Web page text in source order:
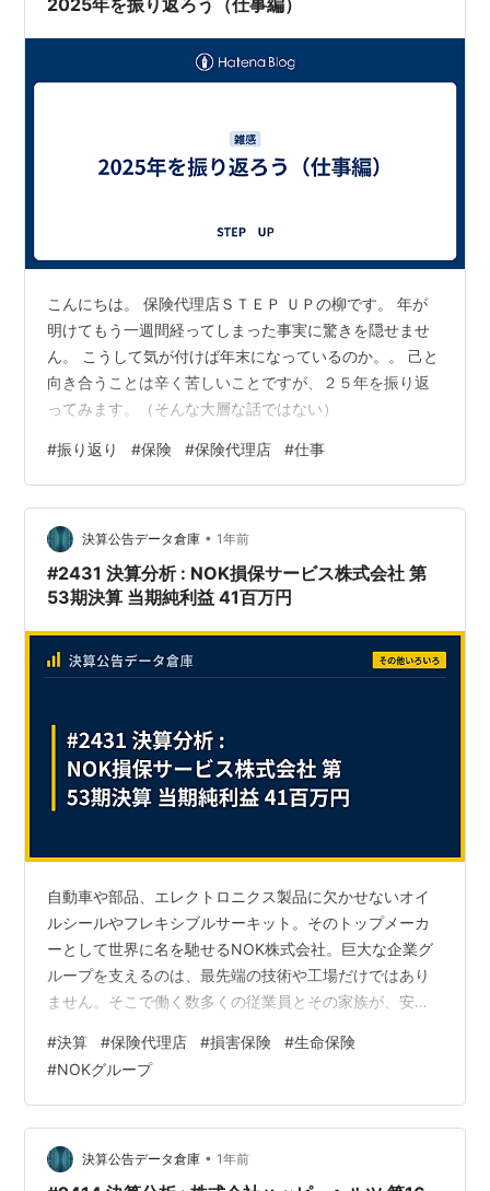
こんにちは。 保険代理店ＳＴＥＰ ＵＰの柳です。 年が
明けてもう一週間経ってしまった事実に驚きを隠せませ
ん。 こうして気が付けば年末になっているのか。。 己と
向き合うことは辛く苦しいことですが、２５年を振り返
ってみます。（そんな大層な話ではない）
#振り返り #保険 #保険代理店 #仕事
決算公告データ倉庫 • 1年前
#2431 決算分析 : NOK損保サービス株式会社 第
53期決算 当期純利益 41百万円
自動車や部品、エレクトロニクス製品に欠かせないオイ
ルシールやフレキシブルサーキット。そのトップメーカ
ーとして世界に名を馳せるNOK株式会社。巨大な企業グ
ループを支えるのは、最先端の技術や工場だけではあり
ません。そこで働く数多くの従業員とその家族が、安心
ち福利厚生もまた、企業の重要な基盤です。 今回は、そ
のNOKグループの福利厚生の一翼を担い、従業員に特化
した保険サービスを提供する専門企業、NOK損保サービ
ス株式会社の決算を分析します。 「企業内代理店」とい
うユニークなビジネスモデルと、それが生み出す驚異的
な財務健全性の秘密に迫ります。 【決算ハ…
#決算 #保険代理店 #損害保険 #生命保険
#NOKグループ
決算公告データ倉庫 • 1年前